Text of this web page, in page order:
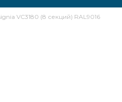
VC3180 (8 секций) RAL9016